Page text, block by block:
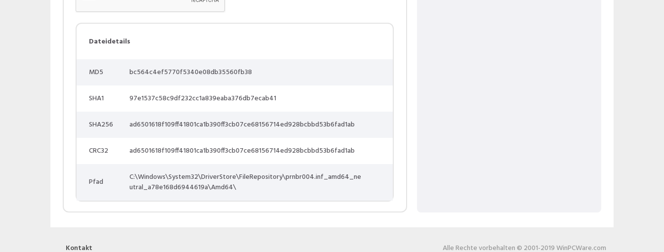
Dateidetails
MD5 bc564c4ef5770f5340e08db35560fb38
SHA1 97e1537c58c9df232cc1a839eaba376db7ecab41
SHA256 ad6501618f109ff41801ca1b390ff3cb07ce68156714ed928bcbbd53b6fad1ab
CRC32 ad6501618f109ff41801ca1b390ff3cb07ce68156714ed928bcbbd53b6fad1ab
Pfad
C:\Windows\System32\DriverStore\FileRepository\prnbr004.inf_amd64_ne
utral_a78e168d6944619a\Amd64\
Kontakt Alle Rechte vorbehalten © 2001-2019 WinPCWare.com